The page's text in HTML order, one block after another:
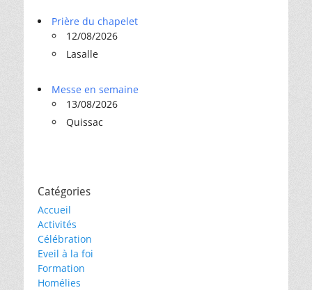
Prière du chapelet
12/08/2026
Lasalle
Messe en semaine
13/08/2026
Quissac
Catégories
Accueil
Activités
Célébration
Eveil à la foi
Formation
Homélies